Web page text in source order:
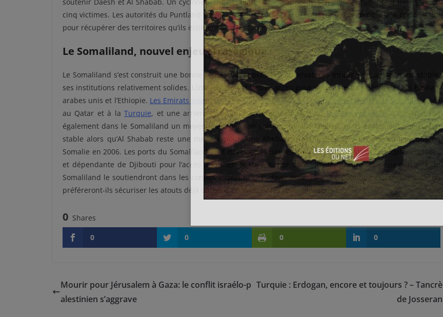
cinq victimes. Les autorités du Puntland voient peut être cette catastrophe naturelle comme une opportunité
pour récupérer des territoires qu’ils estiment être les leurs.
Le Somaliland, nouvel enjeu stratégique
Le Somaliland s’est construit une bonne réputation auprès des observateurs étrangers. La région est stable,
ses institutions relativement solides. L’intérêt s’en est trouvé accru pour deux acteurs régionaux : les Emirats
arabes unis et l’Ethiopie. Les Emirats voient dans le Somaliland à la fois un moyen d’affaiblir la Somalie, alliée
au Qatar et à laTurquie, et une arrière base en mer rouge, en face du théâtre yéménite
. L’Ethiopie voit
également dans le Somaliland un moyen d’affaiblir son voisin et rival somalien, mais également une région
stable alors qu’Al Shabab reste une menace pour Adis Abeba, au point d’envoyer l’armée éthiopienne en
Somalie en 2006. Les ports du Somaliland sont développés par les Emirats et intéressent l’Ethiopie, enclavée
et dépendante de Djibouti pour l’accès à la mer. Reste à savoir dans quelle mesure les deux parrains du
Somaliland le soutiendront dans les conflits locaux futurs : favoriseront-ils une politique expansionniste, ou
préféreront-ils sécuriser les atouts déjà obtenus en limitant les revendications ?
0 Shares
0
0 0 0
Mourir pour Jérusalem à Gaza: le conflit israélo-p
alestinien s’aggrave
Turquie : Erdogan, encore et toujours ? – Tancrè
de Josseran